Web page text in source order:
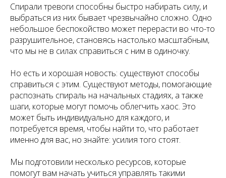
Спирали тревоги способны быстро набирать силу, и
выбраться из них бывает чрезвычайно сложно. Одно
небольшое беспокойство может перерасти во что-то
разрушительное, становясь настолько масштабным,
что мы не в силах справиться с ним в одиночку.
Но есть и хорошая новость: существуют способы
справиться с этим. Существуют методы, помогающие
распознать спираль на начальных стадиях, а также
шаги, которые могут помочь облегчить хаос. Это
может быть индивидуально для каждого, и
потребуется время, чтобы найти то, что работает
именно для вас, но знайте: усилия того стоят.
Мы подготовили несколько ресурсов, которые
помогут вам начать учиться управлять такими